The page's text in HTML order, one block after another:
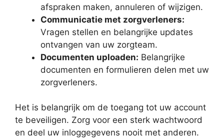
afspraken maken, annuleren of wijzigen.
Communicatie met zorgverleners:
Vragen stellen en belangrijke updates
ontvangen van uw zorgteam.
Documenten uploaden: Belangrijke
documenten en formulieren delen met uw
zorgverleners.
Het is belangrijk om de toegang tot uw account
te beveiligen. Zorg voor een sterk wachtwoord
en deel uw inloggegevens nooit met anderen.